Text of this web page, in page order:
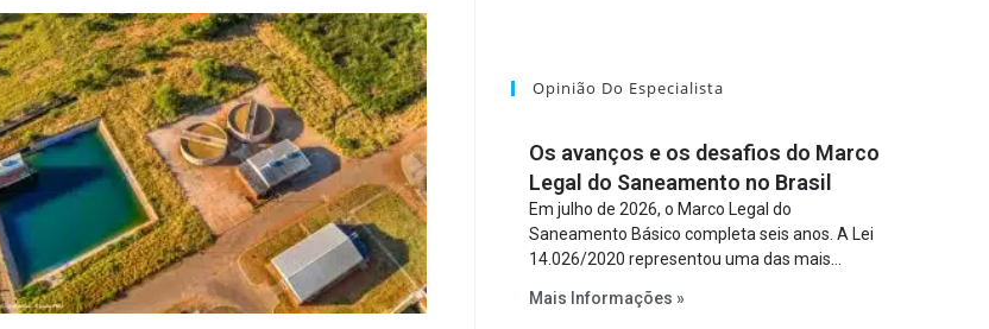
Opinião Do Especialista
Os avanços e os desafios do Marco
Legal do Saneamento no Brasil
Em julho de 2026, o Marco Legal do
Saneamento Básico completa seis anos. A Lei
14.026/2020 representou uma das mais
estabelecer metas claras para a
Mais Informações »